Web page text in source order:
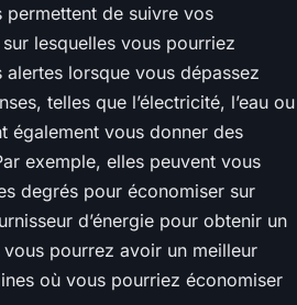
permettent de suivre vos
lesquelles vous pourriez
lorsque vous dépassez
telles que l’électricité, l’eau ou
également vous donner des
exemple, elles peuvent vous
degrés pour économiser sur
d’énergie pour obtenir un
pourrez avoir un meilleur
où vous pourriez économiser